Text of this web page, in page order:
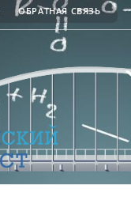
ОБРАТНАЯ СВЯЗЬ